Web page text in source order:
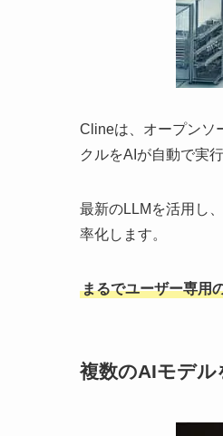
Clineは、オープンソ
クルをAIが自動で実行
最新のLLMを活用し
率化します。
まるでユーザー専用
複数のAIモデル